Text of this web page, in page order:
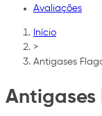
Avaliações
Início
>
Antigases
Antigases